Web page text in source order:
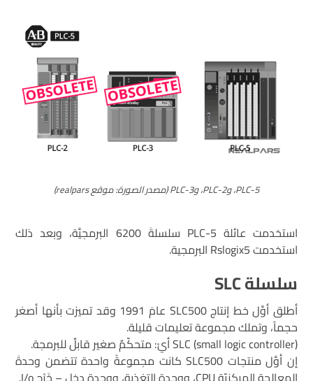
PLC-5، وPLC-2، وPLC-3 (مصدر الصورة: موقع realpars)
استخدمت عائلة PLC-5 سلسلةَ 6200 البرمجيَّة، وبعد ذلك
استخدمت Rslogix5 البرمجية.
سلسلة SLC
أطلق أوَّل خط إنتاج SLC500 عامَ 1991 وقد تميزت بأنها أصغر
حجماً، وتملك مجموعة تعليمات قليلة.
SLC (small logic controller) أيْ: متحكّمٌ صغير قابلٌ للبرمجة.
إن أوَّل منتجات SLC500 كانت مجموعةً واحدة تتضمن وحدةَ